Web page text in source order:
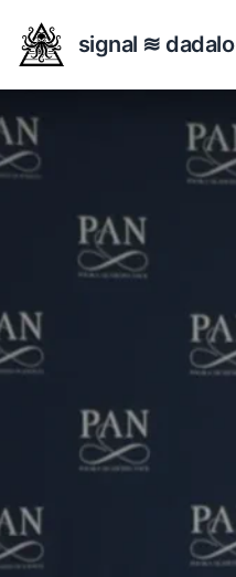
signal ≋ dadalo